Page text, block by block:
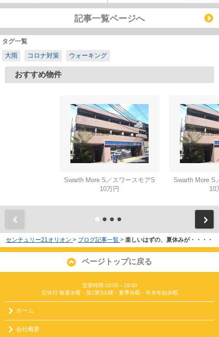
記事一覧ページへ
タグ一覧
大雨
コロナ対策 ウォーキング
おすすめ物件
Swarth More S／スワースモアS
10万円
Swarth More S
10
センチュリー21オリオン > ブログ記事一覧 > 楽しいはずの、夏休みが・・・・
ページトップに戻る
営業時間:10:00～18:00
定休日:毎週水曜・第2第3火曜・夏季休暇・年末年始休暇
ホーム
会社概要